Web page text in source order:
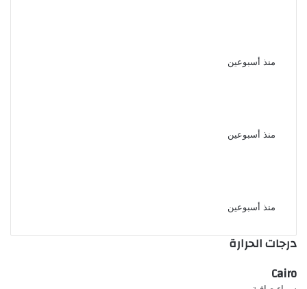
منذ أسبوعين
منذ أسبوعين
منذ أسبوعين
درجات الحرارة
Cairo